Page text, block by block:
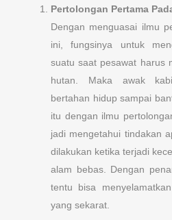
Pertolongan Pertama
Dengan menguasai ilmu
ini, fungsinya untuk
suatu saat pesawat harus
hutan. Maka awak
bertahan hidup sampai
itu dengan ilmu
jadi mengetahui tindakan
dilakukan ketika terjadi
alam bebas. Dengan
tentu bisa
yang sekarat.